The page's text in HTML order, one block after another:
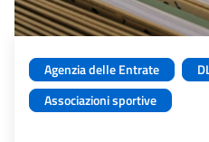
Agenzia delle Entrate
Associazioni sportive